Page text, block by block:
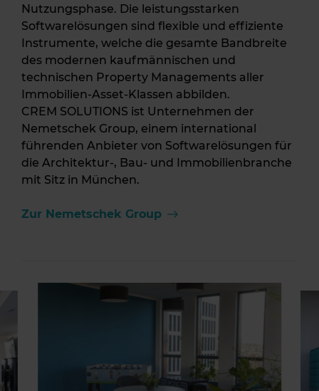
Nutzungsphase. Die leistungsstarken
Softwarelösungen sind flexible und effiziente
Instrumente, welche die gesamte Bandbreite
des modernen kaufmännischen und
technischen Property Managements aller
Immobilien-Asset-Klassen abbilden.
CREM SOLUTIONS ist Unternehmen der
Nemetschek Group, einem international
führenden Anbieter von Softwarelösungen für
die Architektur-, Bau- und Immobilienbranche
mit Sitz in München.
Zur Nemetschek Group